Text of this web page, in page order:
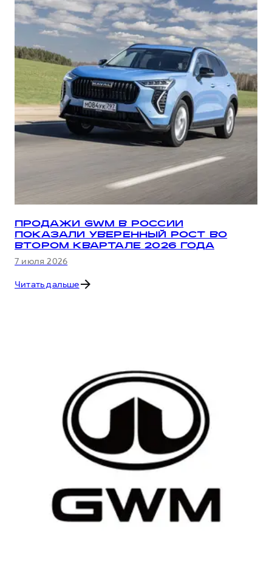
ПРОДАЖИ GWM В РОССИИ
ПОКАЗАЛИ УВЕРЕННЫЙ РОСТ ВО
ВТОРОМ КВАРТАЛЕ 2026 ГОДА
7 июля 2026
Читать дальше